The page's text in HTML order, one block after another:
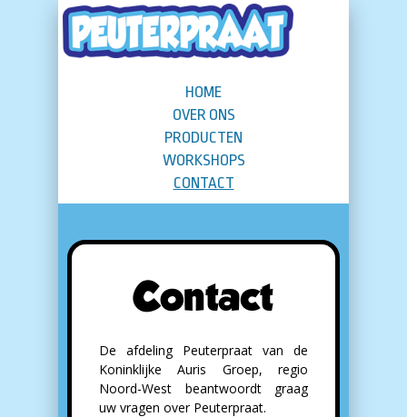
HOME
OVER ONS
PRODUCTEN
WORKSHOPS
CONTACT
Contact
De afdeling Peuterpraat van de
Koninklijke Auris Groep, regio
Noord-West beantwoordt graag
uw vragen over Peuterpraat.